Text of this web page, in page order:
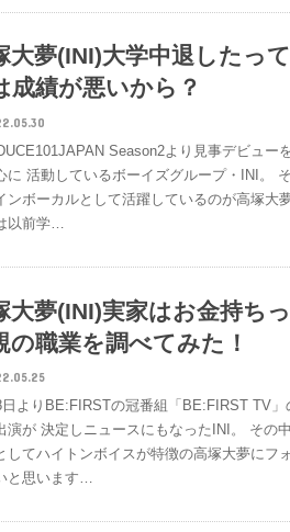
大夢(INI)大学中退したっ
成績が悪いから？
Season2より見事デビュー
に 活動しているボーイズグループ・INI。
ンボーカルとして活躍しているのが高塚大
以前学…
大夢(INI)実家はお金持ち
の職業を調べてみた！
日よりBE:FIRSTの冠番組「BE:FIRST TV」
演が 決定しニュースにもなったINI。 その
してハイトンボイスが特徴の高塚大夢にフ
と思います…